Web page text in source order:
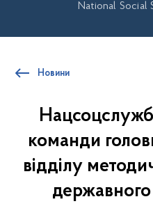
National Social
Новини
команди
відділу